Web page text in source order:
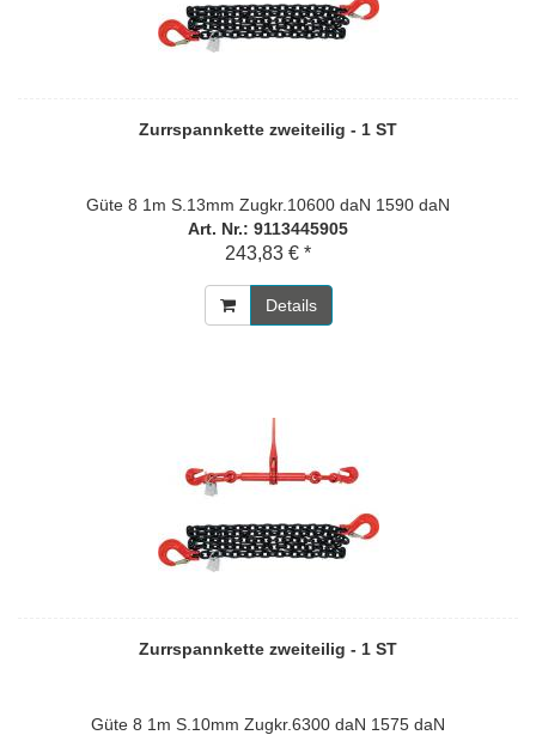
Zurrspannkette zweiteilig - 1 ST
Güte 8 1m S.13mm Zugkr.10600 daN 1590 daN
Art. Nr.: 9113445905
243,83 € *
Details
Zurrspannkette zweiteilig - 1 ST
Güte 8 1m S.10mm Zugkr.6300 daN 1575 daN